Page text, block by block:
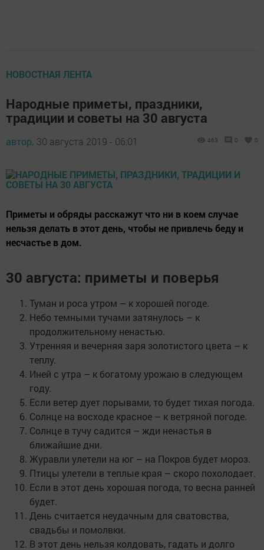
НОВОСТНАЯ ЛЕНТА
Народные приметы, праздники,
традиции и советы на 30 августа
автор, 30 августа 2019 - 06:01 463 0 0
Приметы и обряды расскажут что ни в коем случае
нельзя делать в этот день, чтобы не привлечь беду и
несчастье в дом.
30 августа: приметы и поверья
Туман и роса утром – к хорошей погоде.
Небо темными тучами затянулось – к
продолжительному ненастью.
Утренняя и вечерняя заря золотистого цвета – к
теплу.
Иней с утра – к богатому урожаю в следующем
году.
Если ветер дует порывами, то будет тихая погода.
Солнце на восходе красное – к ветряной погоде.
Солнце в тучу садится – жди ненастья в
ближайшие дни.
Журавли улетели на юг – на Покров будет мороз.
Птицы улетели в теплые края – скоро похолодает.
Если в этот день хорошая погода, то весна ранней
будет.
День считается неудачным для сватовства,
свадьбы и помолвки.
В этот день нельзя колдовать, гадать и долго